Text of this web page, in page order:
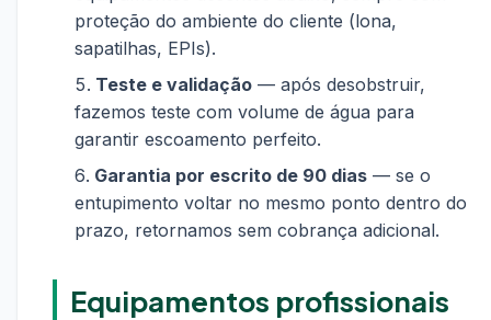
proteção do ambiente do cliente (lona,
sapatilhas, EPIs).
Teste e validação — após desobstruir,
fazemos teste com volume de água para
garantir escoamento perfeito.
Garantia por escrito de 90 dias — se o
entupimento voltar no mesmo ponto dentro do
prazo, retornamos sem cobrança adicional.
Equipamentos profissionais